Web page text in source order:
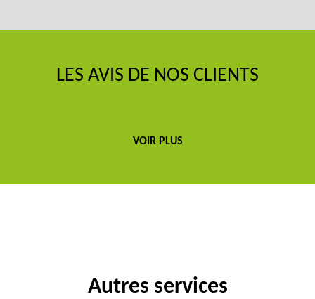
LES AVIS DE NOS CLIENTS
VOIR PLUS
Autres services